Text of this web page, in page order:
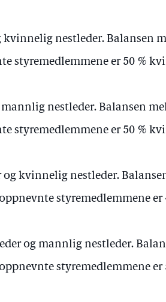
kvinnelig nestleder. Balansen
styremedlemmene er 50 %
nestleder. Balansen
styremedlemmene er 50 %
og kvinnelig nestleder.
styremedlemmene er
og mannlig nestleder.
styremedlemmene er